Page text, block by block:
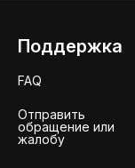
Поддержка
FAQ
Отправить
обращение или
жалобу